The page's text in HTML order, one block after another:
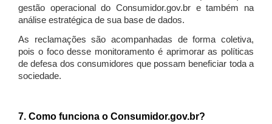
gestão operacional do Consumidor.gov.br e também na
análise estratégica de sua base de dados.
As reclamações são acompanhadas de forma coletiva,
pois o foco desse monitoramento é aprimorar as políticas
de defesa dos consumidores que possam beneficiar toda a
sociedade.
7. Como funciona o Consumidor.gov.br?